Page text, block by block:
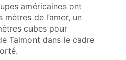
américaines ont
de l’amer, un
cubes pour
Talmont dans le cadre